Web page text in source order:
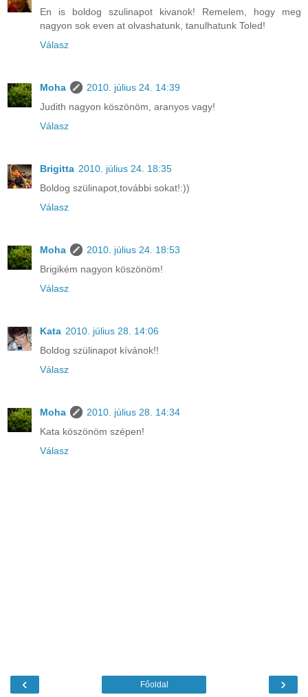
En is boldog szulinapot kivanok! Remelem, hogy meg
nagyon sok even at olvashatunk, tanulhatunk Toled!
Válasz
Moha
2010. július 24. 14:39
Judith nagyon köszönöm, aranyos vagy!
Válasz
Brigitta 2010. július 24. 18:35
Boldog szülinapot,további sokat!:))
Válasz
Moha
2010. július 24. 18:53
Brigikém nagyon köszönöm!
Válasz
Kata 2010. július 28. 14:06
Boldog szülinapot kívánok!!
Válasz
Moha
2010. július 28. 14:34
Kata köszönöm szépen!
Válasz
‹ ›
Főoldal